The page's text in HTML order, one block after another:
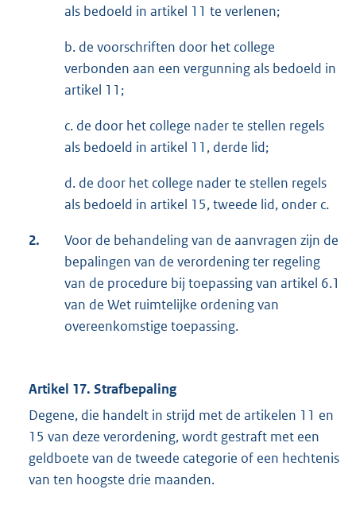
als bedoeld in artikel 11 te verlenen;
b. de voorschriften door het college
verbonden aan een vergunning als bedoeld in
artikel 11;
c. de door het college nader te stellen regels
als bedoeld in artikel 11, derde lid;
d. de door het college nader te stellen regels
als bedoeld in artikel 15, tweede lid, onder c.
2.
Voor de behandeling van de aanvragen zijn de
bepalingen van de verordening ter regeling
van de procedure bij toepassing van artikel 6.1
van de Wet ruimtelijke ordening van
overeenkomstige toepassing.
Artikel 17. Strafbepaling
Degene, die handelt in strijd met de artikelen 11 en
15 van deze verordening, wordt gestraft met een
geldboete van de tweede categorie of een hechtenis
van ten hoogste drie maanden.